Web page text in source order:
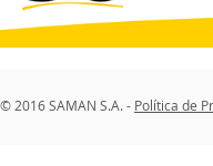
© 2016 SAMAN S.A. - Política de